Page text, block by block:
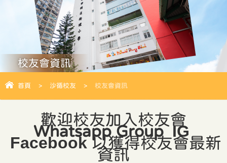
校友會資訊
首頁 > 沙循校友 > 校友會資訊
歡迎校友加入校友會
Whatsapp GroupIG
Facebook以獲得校友會最新
資訊